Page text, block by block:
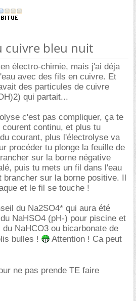
cuivre bleu nuit
électro-chimie, mais j'ai déja
avec des fils en cuivre. Et
des particules de cuivre
qui partait...
c'est pas compliquer, ça te
continu, et plus tu
courant, plus l'électrolyse va
procéder tu plonge la feuille de
sur la borne négative
puis tu mets un fil dans l'eau
brancher sur la borne positive. Il
et le fil se touche !
du Na2SO4* qui aura été
NaHSO4 (pH-) pour piscine et
NaHCO3 ou bicarbonate de
bulles !
Attention ! Ca peut
ne pas prende TE faire